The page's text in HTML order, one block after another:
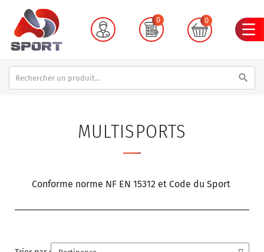
0 0
search
MULTISPORTS
Conforme norme NF EN 15312 et Code du Sport